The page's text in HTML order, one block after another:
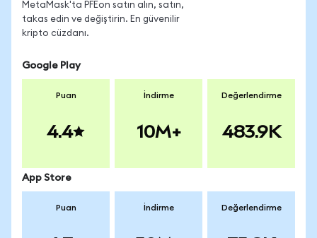
MetaMask'ta PFEon satın alın, satın,
takas edin ve değiştirin. En güvenilir
kripto cüzdanı.
Google Play
Puan
4.4
İndirme
10M+
Değerlendirme
483.9K
App Store
Puan İndirme Değerlendirme